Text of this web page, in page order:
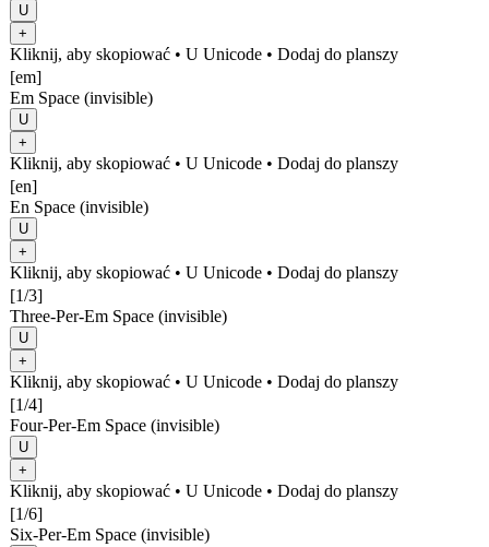
U
+
Kliknij, aby skopiować • U Unicode • Dodaj do planszy
[em]
Em Space (invisible)
U
+
Kliknij, aby skopiować • U Unicode • Dodaj do planszy
[en]
En Space (invisible)
U
+
Kliknij, aby skopiować • U Unicode • Dodaj do planszy
[1/3]
Three-Per-Em Space (invisible)
U
+
Kliknij, aby skopiować • U Unicode • Dodaj do planszy
[1/4]
Four-Per-Em Space (invisible)
U
+
Kliknij, aby skopiować • U Unicode • Dodaj do planszy
[1/6]
Six-Per-Em Space (invisible)